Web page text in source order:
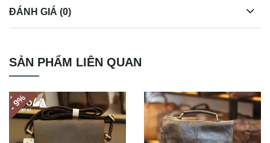
ĐÁNH GIÁ (0)
SẢN PHẨM LIÊN QUAN
- 9
%